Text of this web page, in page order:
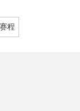
程